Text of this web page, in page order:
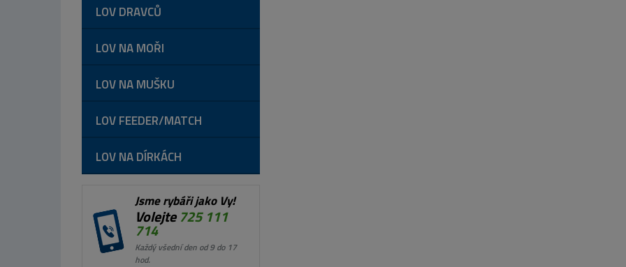
LOV DRAVCŮ
LOV NA MOŘI
LOV NA MUŠKU
LOV FEEDER/MATCH
LOV NA DÍRKÁCH
Jsme rybáři jako Vy!
Volejte725 111
714
Každý všední den od 9 do 17
hod.